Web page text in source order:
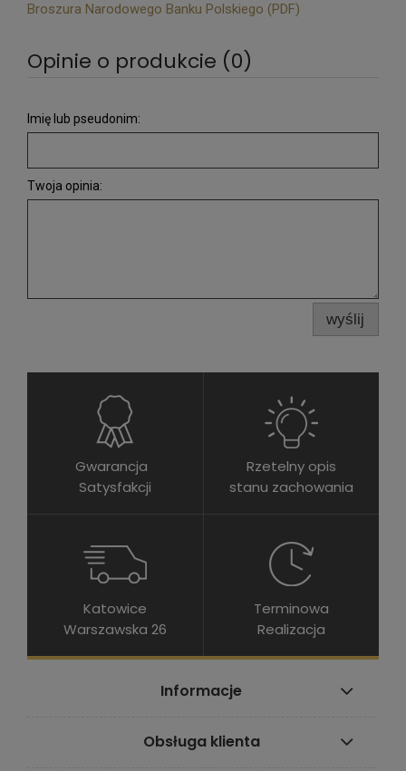
Broszura Narodowego Banku Polskiego (PDF)
Opinie o produkcie (0)
Imię lub pseudonim:
Twoja opinia:
wyślij
Gwarancja
Satysfakcji
Rzetelny opis
stanu zachowania
Katowice
Warszawska 26
Terminowa
Realizacja
Informacje
Obsługa klienta